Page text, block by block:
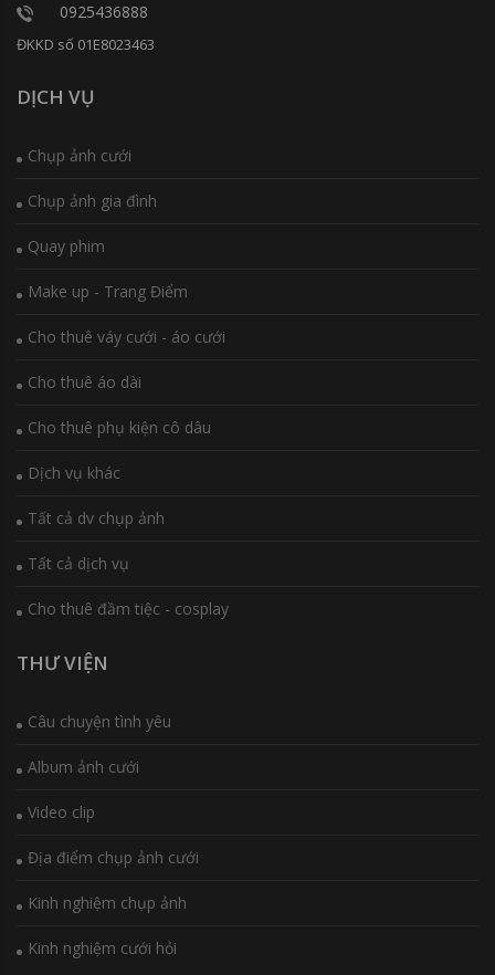
0925436888
ĐKKD số 01E8023463
DỊCH VỤ
Chụp ảnh cưới
Chụp ảnh gia đình
Quay phim
Make up - Trang Điểm
Cho thuê váy cưới - áo cưới
Cho thuê áo dài
Cho thuê phụ kiện cô dâu
Dịch vụ khác
Tất cả dv chụp ảnh
Tất cả dịch vụ
Cho thuê đầm tiệc - cosplay
THƯ VIỆN
Câu chuyện tình yêu
Album ảnh cưới
Video clip
Địa điểm chụp ảnh cưới
Kinh nghiệm chụp ảnh
Kinh nghiệm cưới hỏi